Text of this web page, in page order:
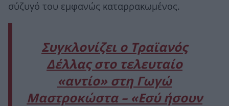
σύζυγό του εμφανώς καταρρακωμένος.
Συγκλονίζει ο Τραϊανός
Δέλλας στο τελευταίο
«αντίο» στη Γωγώ
Μαστροκώστα – «Εσύ ήσουν